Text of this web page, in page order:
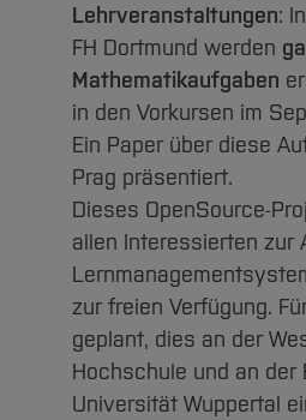
Lehrveranstaltungen:
FH Dortmund werden
Mathematikaufgaben
in den Vorkursen im
Ein Paper über diese
Prag präsentiert.
Dieses OpenSource-
allen Interessierten zur
zur freien Verfügung.
geplant, dies an der
Hochschule und an der
Universität Wuppertal